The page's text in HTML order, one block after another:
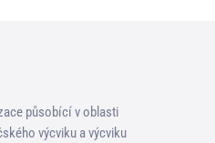
působící v oblasti
výcviku a výcviku